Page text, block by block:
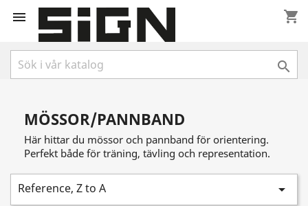
 shopping_cart

MÖSSOR/PANNBAND
Här hittar du mössor och pannband för orientering.
Perfekt både för träning, tävling och representation.
Reference, Z to A 